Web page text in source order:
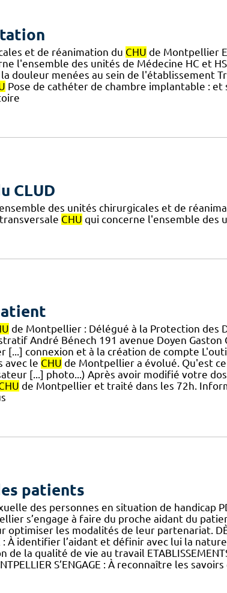
et de réanimation du CHU de Montpellier
l'ensemble des unités de Médecine HC et
douleur menées au sein de l'établissement
Pose de cathéter de chambre implantable :
CLUD
des unités chirurgicales et de
CHU qui concerne l'ensemble des
de Montpellier : Délégué à la Protection des
André Bénech 191 avenue Doyen Gaston
[...] connexion et à la création de compte
avec le CHU de Montpellier a évolué. Qu'est ce
[...] photo...) Après avoir modifié votre
de Montpellier et traité dans les 72h.
patients
des personnes en situation de handicap
s’engage à faire du proche aidant du
optimiser les modalités de leur partenariat. DÈS
: À identifier l’aidant et définir avec lui la
de la qualité de vie au travail
S’ENGAGE : À reconnaître les